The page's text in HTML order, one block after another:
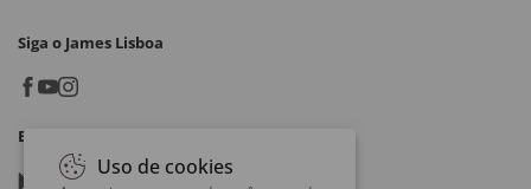
Siga o James Lisboa
Baixe o App
Google play
Uso de cookies